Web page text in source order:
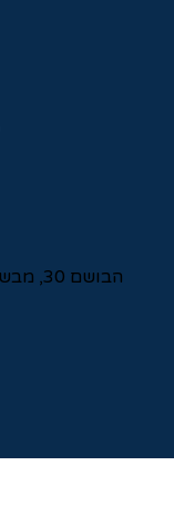
הבושם 30, מבשרת ציון